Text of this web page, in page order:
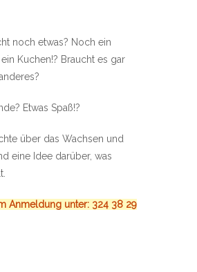
noch etwas? Noch ein
Kuchen!? Braucht es gar
Etwas Spaß!?
über das Wachsen und
eine Idee darüber, was
Anmeldung unter: 324 38 29